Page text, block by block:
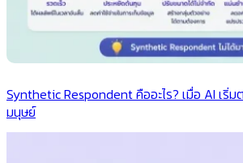
Synthetic Respondent คืออะไร? เมื่อ AI เริ่
มนุษย์